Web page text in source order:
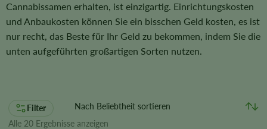
Cannabissamen erhalten, ist einzigartig. Einrichtungskosten
und Anbaukosten können Sie ein bisschen Geld kosten, es ist
nur recht, das Beste für Ihr Geld zu bekommen, indem Sie die
unten aufgeführten großartigen Sorten nutzen.
Filter
Alle 20 Ergebnisse anzeigen